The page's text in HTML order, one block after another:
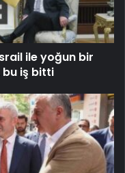
ile yoğun bir
iş bitti